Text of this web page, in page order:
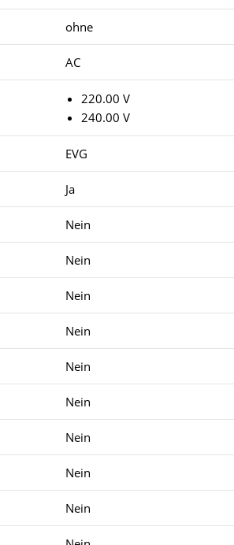
ohne
AC
220.00 V
240.00 V
EVG
Ja
Nein
Nein
Nein
Nein
Nein
Nein
Nein
Nein
Nein